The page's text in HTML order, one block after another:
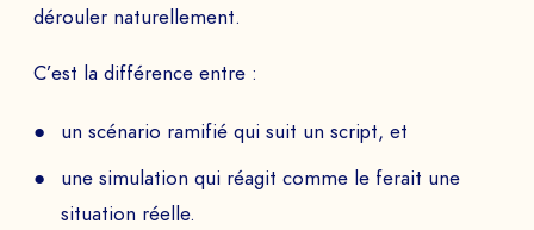
dérouler naturellement.
C’est la différence entre :
un scénario ramifié qui suit un script, et
une simulation qui réagit comme le ferait une
situation réelle.